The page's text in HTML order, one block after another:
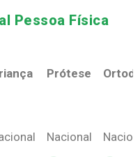
Pessoa Física​
Prótese
Prótese
Nacional